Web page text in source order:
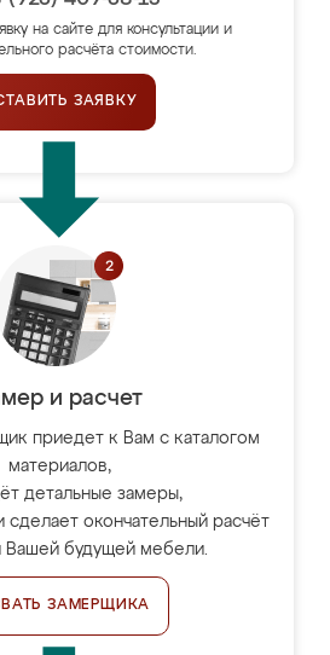
на сайте для консультации и
расчёта стоимости.
ЗАЯВКУ
и расчет
приедет к Вам с каталогом
материалов,
детальные замеры,
сделает окончательный расчёт
Вашей будущей мебели.
ЗАМЕРЩИКА